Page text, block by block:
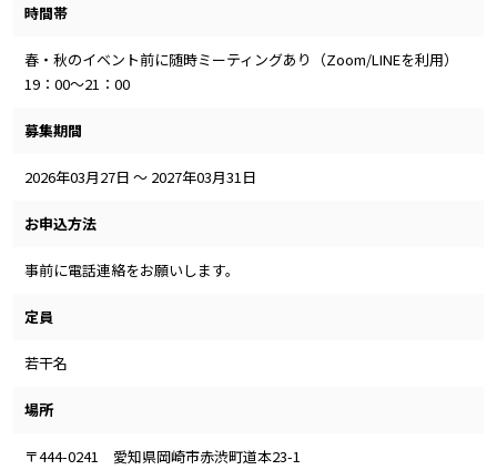
時間帯
春・秋のイベント前に随時ミーティングあり（Zoom/LINEを利用）
19：00～21：00
募集期間
2026年03月27日 ～ 2027年03月31日
お申込方法
事前に電話連絡をお願いします。
定員
若干名
場所
〒444-0241 愛知県岡崎市赤渋町道本23-1